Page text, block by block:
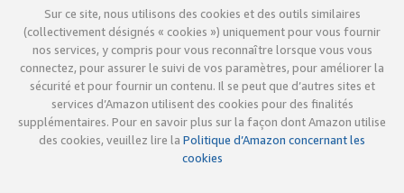
Sur ce site, nous utilisons des cookies et des outils similaires
(collectivement désignés « cookies ») uniquement pour vous fournir
nos services, y compris pour vous reconnaître lorsque vous vous
connectez, pour assurer le suivi de vos paramètres, pour améliorer la
sécurité et pour fournir un contenu. Il se peut que d’autres sites et
services d’Amazon utilisent des cookies pour des finalités
supplémentaires. Pour en savoir plus sur la façon dont Amazon utilise
des cookies, veuillez lire la Politique d’Amazon concernant les
cookies